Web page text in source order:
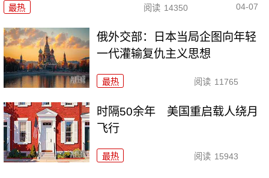
最热 阅读 14350 04-07
俄外交部：日本当局企图向年轻
一代灌输复仇主义思想
最热 阅读 11765
时隔50余年 美国重启载人绕月
飞行
最热 阅读 15943